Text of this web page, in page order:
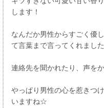
します！
なんだか男性からすごく優
て言葉まで言ってくれました
連絡先を聞かれたり、声をか
やっぱり男性の心を惹きつ
いますね☆